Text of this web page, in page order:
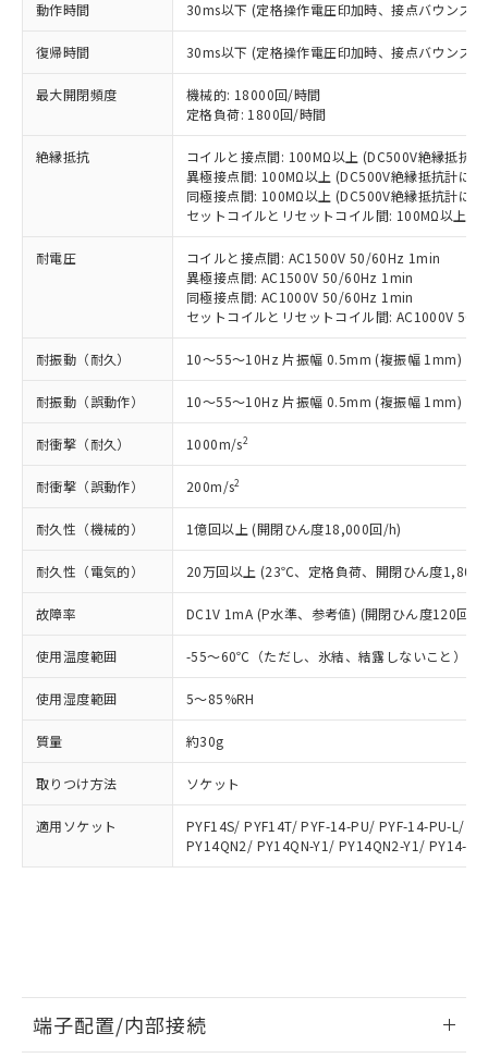
動作時間 30ms以下 (定格操作電圧印加時、接点バウンス
復帰時間 30ms以下 (定格操作電圧印加時、接点バウンス
最大開閉頻度
機械的: 18000回/時間
定格負荷: 1800回/時間
絶縁抵抗
コイルと接点間: 100MΩ以上 (DC500V絶縁抵抗
異極接点間: 100MΩ以上 (DC500V絶縁抵抗計に
同極接点間: 100MΩ以上 (DC500V絶縁抵抗計に
セットコイルとリセットコイル間: 100MΩ以上
耐電圧
コイルと接点間: AC1500V 50/60Hz 1min
異極接点間: AC1500V 50/60Hz 1min
同極接点間: AC1000V 50/60Hz 1min
セットコイルとリセットコイル間: AC1000V 50/
耐振動（耐久） 10～55～10Hz 片振幅 0.5mm (複振幅 1mm)
耐振動（誤動作） 10～55～10Hz 片振幅 0.5mm (複振幅 1mm)
耐衝撃（耐久） 1000m/s2
耐衝撃（誤動作） 200m/s2
耐久性（機械的） 1億回以上 (開閉ひん度18,000回/h)
耐久性（電気的） 20万回以上 (23℃、定格負荷、開閉ひん度1,800
故障率 DC1V 1mA (P水準、参考値) (開閉ひん度120回/
使用温度範囲 -55～60℃（ただし、氷結、結露しないこと）
使用湿度範囲 5～85%RH
質量 約30g
取りつけ方法 ソケット
適用ソケット
PYF14S/ PYF14T/ PYF-14-PU/ PYF-14-PU-L/
PY14QN2/ PY14QN-Y1/ PY14QN2-Y1/ PY14-02
端子配置/内部接続
(税抜)を提供させていただくもので
当社制御機器事業取扱商品の中には、
本サービスの対象外となる商品もある
ことをご了承ください。
在庫状況および標準価格照会結果は、
記載している更新日時点での社内デー
タに基づき作成されるものであり、閲
覧された時点での実際の在庫および標
準価格とは異なる場合があることをご
了承ください。
正式な納期状況および標準価格はお客
様のお取引先、またはお客様担当のオ
ムロン制御機器販売店・当社販売員に
ご相談ください。
オムロン制御機器販売店や当社販売拠
点は「販売ネットワーク
」をご確認
ください。
在庫状況および標準価格結果を当社の
事前の承諾なく第三者に漏洩または開
示しないようお願いします。
マイパーツ機能（部品リスト作成サー
ビス）をご利用いただくには、I-Web
メンバーズにご登録されている必要が
あります。
お客様が当ウェブサイト上で当社にご
登録された部品リストについて、当社
および当社の共同利用者が、当社の製
品・サービスに関するお客様との取
引・商談に必要な範囲で利用すること
をご了承ください。
※当社の共同利用者とは、"個人情報
の共同利用に関して"
用者の範囲」に記載されている法人を
指します。
商品です。
非該当品：ライセンス料など無形物で、有
害物質有無と関係のない商品です。
仕入先様の事情により、非含有部品として
いたものが、含有品と判明した場合などや
むを得ず変更することがあります。
*EU RoHS指令（10物質）：
鉛(Pb) 1000ppm以下、 水銀(Hg) 1000ppm以下、 カド
ミウム(Cd) 100ppm以下、
六価クロム(Cr(Ⅵ)) 1000ppm以下、ポリ臭化ビフェニル
類(PBB) 1000ppm以下、ポリ臭化ジフェニルエーテル類
(PBDE) 1000ppm以下、フタル酸ビス(2-エチルヘキシ
ル) (DEHP)(別名：DOP) 1000ppm以下、フタル酸ブチ
ルベンジル（BBP） 1000ppm以下、フタル酸ジブチル
（DBP） 1000ppm以下、フタル酸ジイソブチル
(DIBP) 1000ppm以下
フタル酸エステル類の４物質については閾値を超える意
図的な使用がないことを確認しています。
※2 対応予定月
部品在庫の切り替え状況などにより、予定
月が前後することがあります。
※3 非含有証明書ダウンロード
下記の非含有証明書をダウンロードするこ
とができます。
EU RoHS指令（10物質）の非含有証明書
51物質の非含有証明書（当社基準）
※本証明書は発行日時点で非含有を証明す
るもので、過去に遡って非含有を証明する
ものではありません。
また、RoHS指令のフタル酸エステル類４
物質の対応では、対応完了までの期間は出
す。
「○」：最大均質材料含有率が中国RoHSの
基準値以下であることを示します。
「×」：最大均質材料含有率が中国RoHSの
基準値を超えていることを示します。
「－」：未確認です。当社販売部門へお問
い合わせください。
*中国RoHS10物質の基準値 (GB/T26572)：
Pb(鉛) :1000ppm、 Hg(水銀) : 1000ppm、 Cd(カドミウ
Cr(Ⅵ)(六価クロム) : 1000ppm、 PBBs(ポリ臭化ビフェ
ニル類) : 1000ppm、 PBDEs(ポリ臭化ジフェニルエーテ
ル類) : 1000ppm、
DBP(フタル酸ジブチル) : 1000ppm、 DIBP(フタル酸ジ
イソブチル) : 1000ppm、 BBP(フタル酸ブチルベンジ
DEHP(フタル酸ビス(2-エチルヘキシル)) : 1000ppm
※2 環境保護使用期限
「ｅ」：有害物質（10物質）のすべてが基
準値以下であることを示します。
「10」：通常の使用状況下において有害物
質が外部に漏えいし、環境に深刻な影響を
及ぼさない年数を意味します。
「－」：未確認です。当社販売部門へお問
い合わせください。
当社は、これら貴社製品のうち、外国
為替および外国貿易法に定める商品
（以下｢規制貨物等」という）を輸出
または国外への提供する場合は、日本
国政府の輸出許可(または役務取引許
可)を取得するなどの必要な手続きを
とります。
当社は規制貨物を破棄する場合は、完
全に破砕するなど、違法に輸出されな
いよう必要な手段を講じます。
当社は貴社製品を、核兵器、ミサイ
ル、化学兵器、生物兵器またはその他
武器並びにこれらの製造装置等に一切
使用いたしません。
当社は、貴社製品を第三者に販売する
場合は、上記1、2および3の内容を当
該第三者に通知します。また当社は、
販売先および販売に係わる関係者が違
法に輸出するおそれがある場合は、取
り引きをいたしません。
合意する キャンセル
説明
一定数以上の在庫あり
一定数には満たないが在庫あり
－
在庫なし(最新の在庫状況につ
いては、お客様のお取引先、ま
たはお客様担当のオムロン制御
機器販売店・当社販売員にご確
認ください)
白
受注生産機種、また在庫状況の
情報を公開していない機種